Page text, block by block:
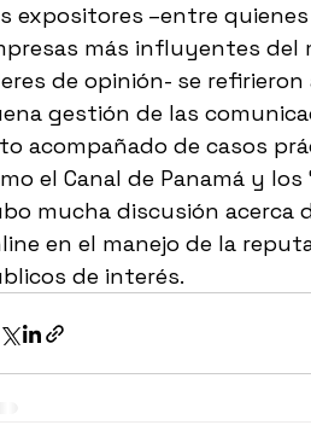
expositores –entre
más influyentes del
de opinión- se
gestión de las
acompañado de casos
el Canal de Panamá y los
mucha discusión acerca
en el manejo de la
de interés.